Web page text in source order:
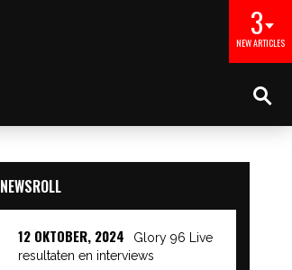
3
NEW ARTICLES
NEWSROLL
12 OKTOBER, 2024
Glory 96 Live
resultaten en interviews